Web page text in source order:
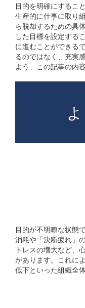
目的を明確にするこ
生産的に仕事に取り
ら脱却するための具
した目標を設定する
に進むことができる
るのではなく、充実
よう、この記事の内
目的が不明瞭な状態
消耗や「決断疲れ」
トレスの増大など、
があります。これに
低下といった組織全